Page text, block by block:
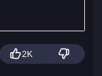
2K